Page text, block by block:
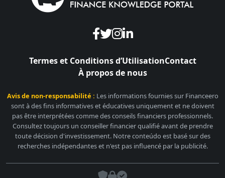
Termes et Conditions d’UtilisationContact
À propos de nous
Avis de non-responsabilité : Les informations fournies sur Financeero
sont à des fins informatives et éducatives uniquement et ne doivent
pas être interprétées comme des conseils financiers professionnels.
Consultez toujours un conseiller financier qualifié avant de prendre
toute décision d'investissement. Notre conteúdo est basé sur des
recherches indépendantes et n'est pas influencé par la publicité.